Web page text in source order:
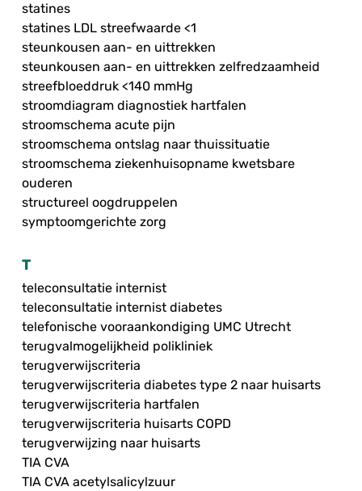
statines
statines LDL streefwaarde <1
steunkousen aan- en uittrekken
steunkousen aan- en uittrekken zelfredzaamheid
streefbloeddruk <140 mmHg
stroomdiagram diagnostiek hartfalen
stroomschema acute pijn
stroomschema ontslag naar thuissituatie
stroomschema ziekenhuisopname kwetsbare
ouderen
structureel oogdruppelen
symptoomgerichte zorg
T
teleconsultatie internist
teleconsultatie internist diabetes
telefonische vooraankondiging UMC Utrecht
terugvalmogelijkheid polikliniek
terugverwijscriteria
terugverwijscriteria diabetes type 2 naar huisarts
terugverwijscriteria hartfalen
terugverwijscriteria huisarts COPD
terugverwijzing naar huisarts
TIA CVA
TIA CVA acetylsalicylzuur